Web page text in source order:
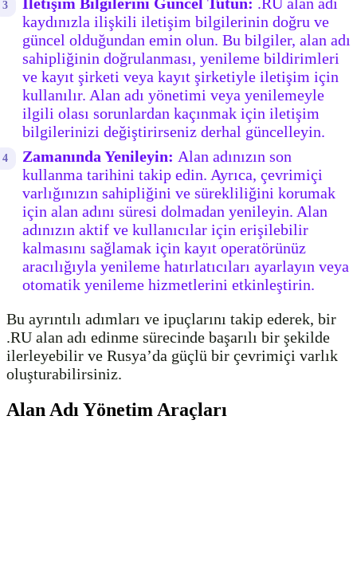
kaydınızla ilişkili iletişim bilgilerinin doğru ve
güncel olduğundan emin olun. Bu bilgiler, alan adı
sahipliğinin doğrulanması, yenileme bildirimleri
ve kayıt şirketi veya kayıt şirketiyle iletişim için
kullanılır. Alan adı yönetimi veya yenilemeyle
ilgili olası sorunlardan kaçınmak için iletişim
bilgilerinizi değiştirirseniz derhal güncelleyin.
Zamanında Yenileyin: Alan adınızın son
kullanma tarihini takip edin. Ayrıca, çevrimiçi
varlığınızın sahipliğini ve sürekliliğini korumak
için alan adını süresi dolmadan yenileyin. Alan
adınızın aktif ve kullanıcılar için erişilebilir
kalmasını sağlamak için kayıt operatörünüz
aracılığıyla yenileme hatırlatıcıları ayarlayın veya
otomatik yenileme hizmetlerini etkinleştirin.
Bu ayrıntılı adımları ve ipuçlarını takip ederek, bir
.RU alan adı edinme sürecinde başarılı bir şekilde
ilerleyebilir ve Rusya’da güçlü bir çevrimiçi varlık
oluşturabilirsiniz.
Alan Adı Yönetim Araçları